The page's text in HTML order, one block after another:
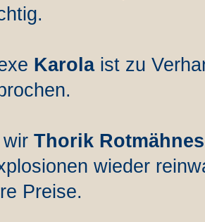
Karola ist zu
Thorik
wieder
Preise.